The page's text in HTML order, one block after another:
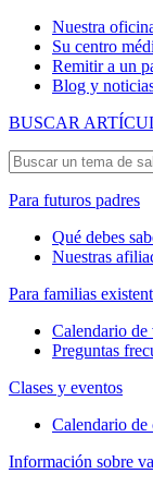
Nuestra
Su centro
Remitir a un
Blog y
BUSCAR
Para futuros padres
Qué debes
Nuestras
Para familias
Calendario de
Preguntas
Clases y eventos
Calendario de
Información sobre